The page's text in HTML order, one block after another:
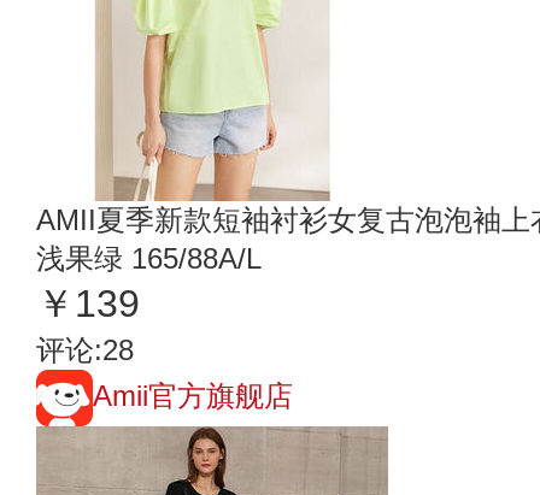
AMII夏季新款短袖衬衫女复古泡泡袖
浅果绿 165/88A/L
￥139
评论:28
Amii官方旗舰店